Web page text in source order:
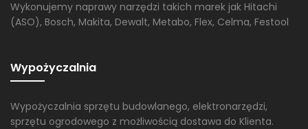
Wykonujemy naprawy narzędzi takich marek jak Hitachi
(ASO), Bosch, Makita, Dewalt, Metabo, Flex, Celma, Festool
Wypożyczalnia
Wypożyczalnia sprzętu budowlanego, elektronarzędzi,
sprzętu ogrodowego z możliwością dostawa do Klienta.